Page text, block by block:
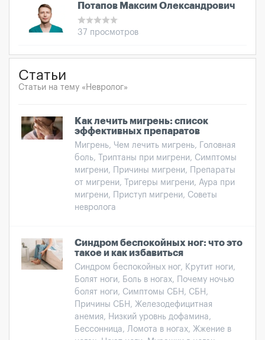
Потапов Максим Олександрович
37 просмотров
Статьи
Статьи на тему «Невролог»
Как лечить мигрень: список
эффективных препаратов
Мигрень, Чем лечить мигрень, Головная
боль, Триптаны при мигрени, Симптомы
мигрени, Причины мигрени, Препараты
от мигрени, Тригеры мигрени, Аура при
мигрени, Приступ мигрени, Советы
невролога
Синдром беспокойных ног: что это
такое и как избавиться
Синдром беспокойных ног, Крутит ноги,
Болят ноги, Боль в ногах, Почему ночью
болят ноги, Симптомы СБН, СБН,
Причины СБН, Железодефицитная
анемия, Низкий уровнь дофамина,
Бессонница, Ломота в ногах, Жжение в